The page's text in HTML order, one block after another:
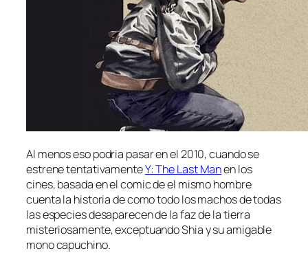
Al menos eso podria pasar en el 2010, cuando se
estrene tentativamenteY: The Last Manen los
cines, basada en el comic de el mismo hombre
cuenta la historia de como todo los machos de todas
las especies desaparecen de la faz de la tierra
misteriosamente, exceptuando Shia y su amigable
mono capuchino.